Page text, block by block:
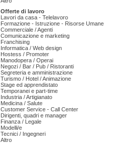
Offerte di lavoro
Lavori da casa - Telelavoro
Formazione - Istruzione - Risorse Umane
Commerciale / Agenti
Comunicazione e marketing
Franchising
Informatica / Web design
Hostess / Promoter
Manodopera / Operai
Negozi / Bar / Pub / Ristoranti
Segreteria e amministrazione
Turismo / Hotel / Animazione
Stage ed apprendistato
Temporanei e part-time
Industria / Artigianato
Medicina / Salute
Customer Service - Call Center
Dirigenti, quadri e manager
Finanza / Legale
Modelli/e
Tecnici / Ingegneri
Altro